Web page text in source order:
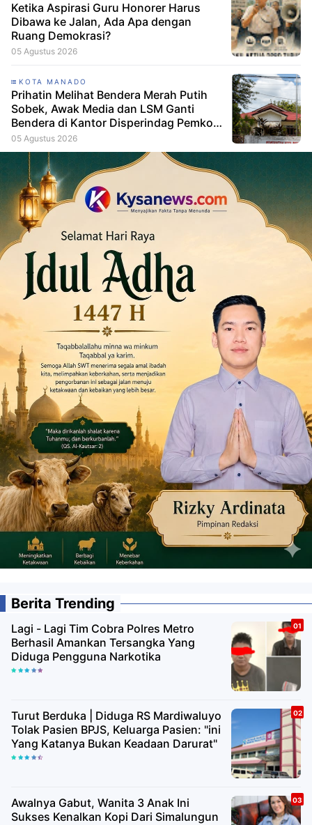
Ketika Aspirasi Guru Honorer Harus
Dibawa ke Jalan, Ada Apa dengan
Ruang Demokrasi?
05 Agustus 2026
KOTA MANADO
Prihatin Melihat Bendera Merah Putih
Sobek, Awak Media dan LSM Ganti
Bendera di Kantor Disperindag Pemkot
Manado
05 Agustus 2026
Berita Trending
Lagi - Lagi Tim Cobra Polres Metro
Berhasil Amankan Tersangka Yang
Diduga Pengguna Narkotika
Turut Berduka | Diduga RS Mardiwaluyo
Tolak Pasien BPJS, Keluarga Pasien: "ini
Yang Katanya Bukan Keadaan Darurat"
Awalnya Gabut, Wanita 3 Anak Ini
Sukses Kenalkan Kopi Dari Simalungun